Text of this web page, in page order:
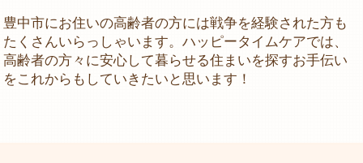
豊中市にお住いの高齢者の方には戦争を経験された方も
たくさんいらっしゃいます。ハッピータイムケアでは、
高齢者の方々に安心して暮らせる住まいを探すお手伝い
をこれからもしていきたいと思います！